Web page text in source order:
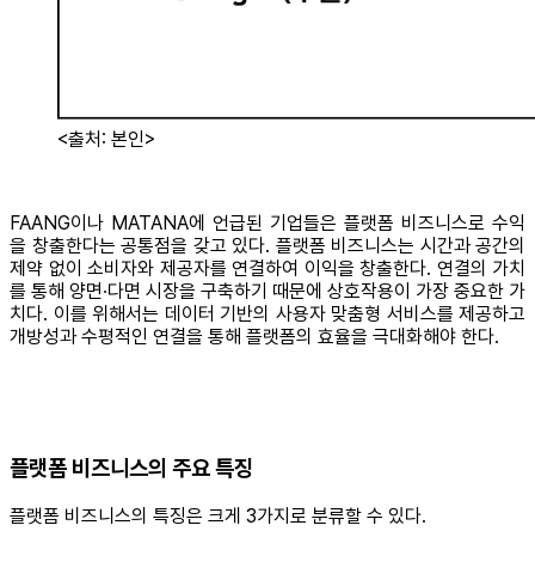
<출처: 본인>
FAANG이나 MATANA에 언급된 기업들은 플랫폼 비즈니스로 수익
을 창출한다는 공통점을 갖고 있다. 플랫폼 비즈니스는 시간과 공간의
제약 없이 소비자와 제공자를 연결하여 이익을 창출한다. 연결의 가치
를 통해 양면∙다면 시장을 구축하기 때문에 상호작용이 가장 중요한 가
치다. 이를 위해서는 데이터 기반의 사용자 맞춤형 서비스를 제공하고
개방성과 수평적인 연결을 통해 플랫폼의 효율을 극대화해야 한다.
플랫폼 비즈니스의 주요 특징
플랫폼 비즈니스의 특징은 크게 3가지로 분류할 수 있다.